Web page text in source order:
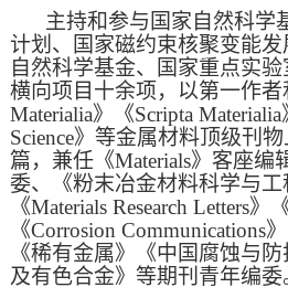
主持和参与国家自然科学
计划、国家磁约束核聚变能
自然科学基金、国家重点实
横向项目十余项，以第一作
Materialia》《Scripta Materialia
Science》等金属材料顶级刊
篇，兼任《Materials》客座编
委、《粉末冶金材料科学与工
《Materials Research Letters》
《Corrosion Communications
《稀有金属》《中国腐蚀与
及有色合金》等期刊青年编委